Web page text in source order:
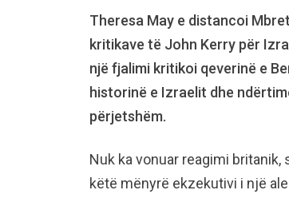
Theresa May e distancoi
kritikave të John Kerry për
një fjalimi kritikoi qeverinë e
historinë e Izraelit dhe
përjetshëm.
Nuk ka vonuar reagimi
këtë mënyrë ekzekutivi i një